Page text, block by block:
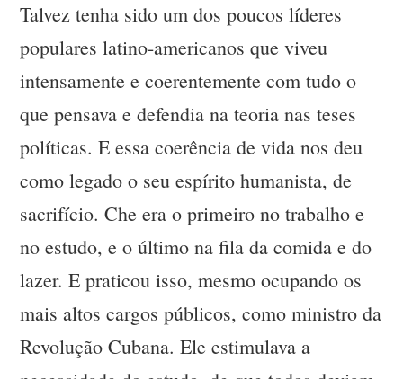
Talvez tenha sido um dos poucos líderes
populares latino-americanos que viveu
intensamente e coerentemente com tudo o
que pensava e defendia na teoria nas teses
políticas. E essa coerência de vida nos deu
como legado o seu espírito humanista, de
sacrifício. Che era o primeiro no trabalho e
no estudo, e o último na fila da comida e do
lazer. E praticou isso, mesmo ocupando os
mais altos cargos públicos, como ministro da
Revolução Cubana. Ele estimulava a